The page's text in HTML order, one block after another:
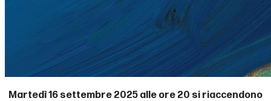
Martedì 16 settembre 2025 alle ore 20 si riaccendono